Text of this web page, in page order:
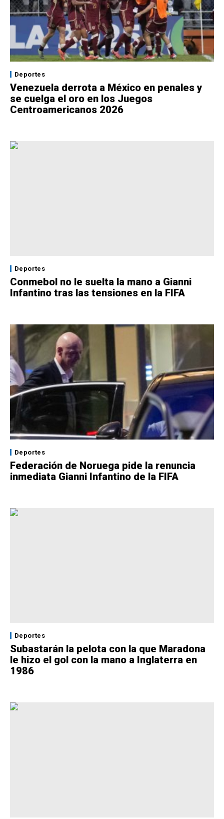
Deportes
Venezuela derrota a México en penales y
se cuelga el oro en los Juegos
Centroamericanos 2026
Deportes
Conmebol no le suelta la mano a Gianni
Infantino tras las tensiones en la FIFA
Deportes
Federación de Noruega pide la renuncia
inmediata Gianni Infantino de la FIFA
Deportes
Subastarán la pelota con la que Maradona
le hizo el gol con la mano a Inglaterra en
1986